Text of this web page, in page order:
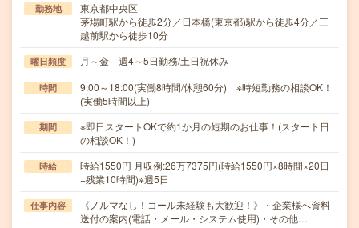
勤務地
東京都中央区
茅場町駅から徒歩2分／日本橋(東京都)駅から徒歩4分／三
越前駅から徒歩10分
曜日頻度 月～金 週4～5日勤務/土日祝休み
時間
9:00～18:00(実働8時間/休憩60分) ※時短勤務の相談OK！
(実働5時間以上)
期間
※即日スタートOKで約1か月の短期のお仕事！(スタート日
の相談OK！)
時給
時給1550円 月収例:26万7375円(時給1550円×8時間×20日
+残業10時間)※週5日
仕事内容
《ノルマなし！コール未経験も大歓迎！》・企業様へ資料
送付の案内(電話・メール・システム使用)・その他…